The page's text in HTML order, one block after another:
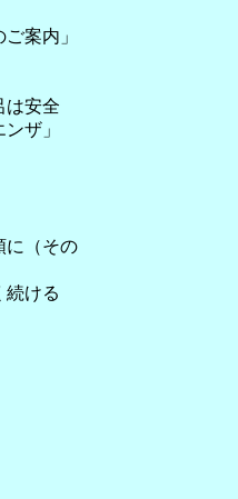
案内」
は安全
ザ」
に（その
続ける